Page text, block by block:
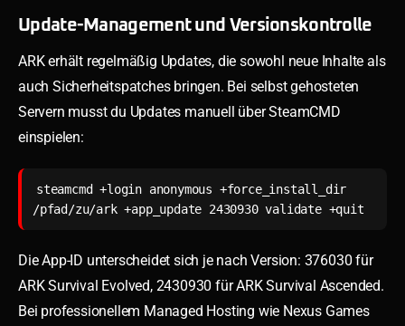
Update-Management und Versionskontrolle
ARK erhält regelmäßig Updates, die sowohl neue Inhalte als
auch Sicherheitspatches bringen. Bei selbst gehosteten
Servern musst du Updates manuell über SteamCMD
einspielen:
steamcmd +login anonymous +force_install_dir
Die App-ID unterscheidet sich je nach Version: 376030 für
ARK Survival Evolved, 2430930 für ARK Survival Ascended.
Bei professionellem Managed Hosting wie Nexus Games